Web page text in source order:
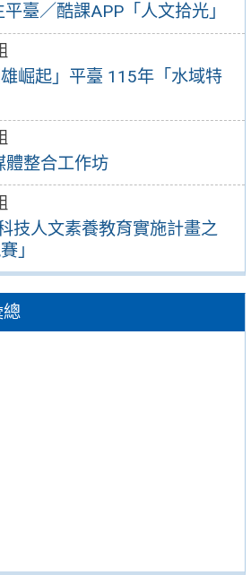
臺／酷課APP「人文拾光」
崛起」平臺 115年「水域特
整合工作坊
技人文素養教育實施計畫之
」